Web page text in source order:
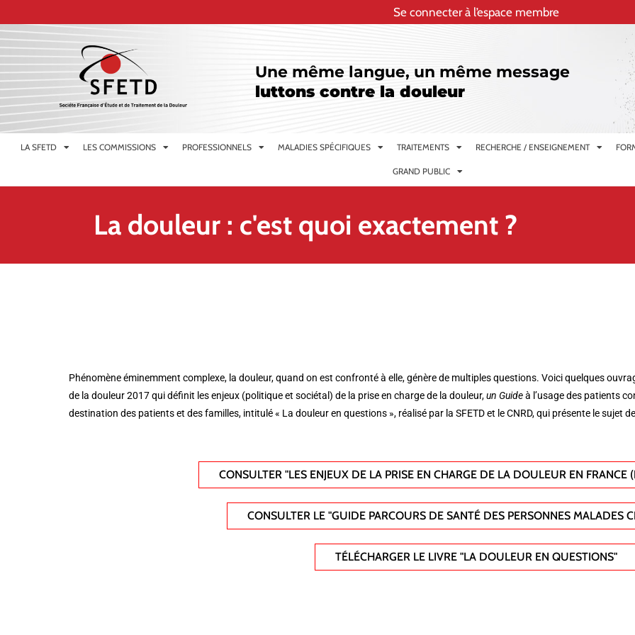
Se connecter à l’espace membre
Une même langue, un même message
luttons contre la douleur
LA SFETD LES COMMISSIONS PROFESSIONNELS MALADIES SPÉCIFIQUES TRAITEMENTS RECHERCHE / ENSEIGNEMENT
GRAND PUBLIC
La douleur : c'est quoi exactement ?
Phénomène éminemment complexe, la douleur, quand on est confronté à elle, génère de multiples questions. Voici quelques
de la douleur 2017 qui définit les enjeux (politique et sociétal) de la prise en charge de la douleur,un Guideà l’usage des patients
destination des patients et des familles, intitulé « La douleur en questions », réalisé par la SFETD et le CNRD, qui présente le sujet
CONSULTER "LES ENJEUX DE LA PRISE EN CHARGE DE LA DOULEUR EN FRANCE
CONSULTER LE "GUIDE PARCOURS DE SANTÉ DES PERSONNES MALADES
TÉLÉCHARGER LE LIVRE "LA DOULEUR EN QUESTIONS"